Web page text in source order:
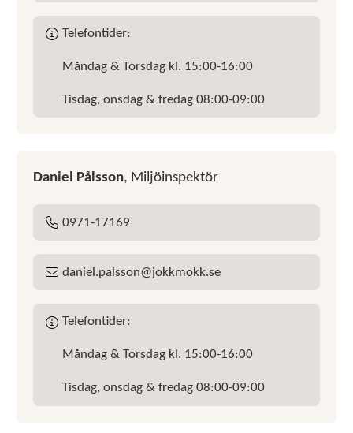
Telefontider:
Måndag & Torsdag kl. 15:00-16:00
Tisdag, onsdag & fredag 08:00-09:00
Daniel Pålsson, Miljöinspektör
0971-17169
daniel palsson jokkmokk se
Telefontider:
Måndag & Torsdag kl. 15:00-16:00
Tisdag, onsdag & fredag 08:00-09:00